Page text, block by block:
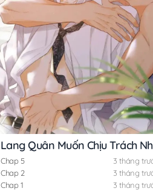
Lang Quân Muốn Chịu Trách
Chap 5
3 tháng
Chap 2
3 tháng
Chap 1
3 tháng